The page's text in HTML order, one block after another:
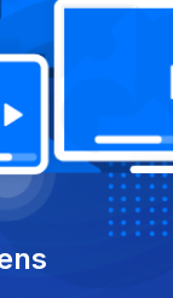
30 jul. 2026